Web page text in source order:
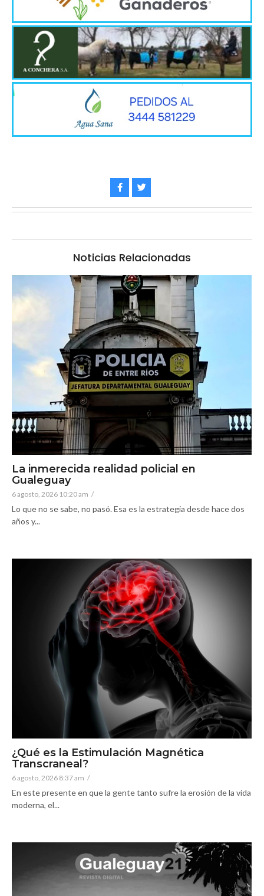
Noticias Relacionadas
La inmerecida realidad policial en
Gualeguay
6 agosto, 2026 10:20 am /
Lo que no se sabe, no pasó. Esa es la estrategia desde hace dos
años y...
¿Qué es la Estimulación Magnética
Transcraneal?
6 agosto, 2026 8:37 am /
En este presente en que la gente tanto sufre la erosión de la vida
moderna, el...